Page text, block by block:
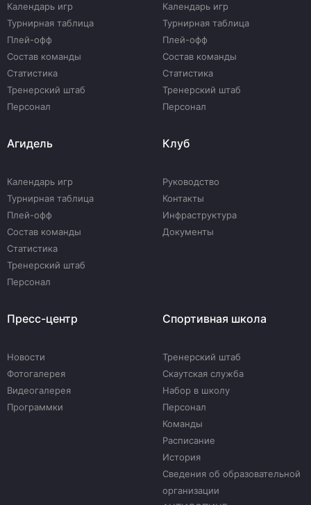
Календарь игр
Турнирная таблица
Плей-офф
Состав команды
Статистика
Тренерский штаб
Персонал
Календарь игр
Турнирная таблица
Плей-офф
Состав команды
Статистика
Тренерский штаб
Персонал
Агидель
Календарь игр
Турнирная таблица
Плей-офф
Состав команды
Статистика
Тренерский штаб
Персонал
Клуб
Руководство
Контакты
Инфраструктура
Документы
Пресс-центр
Новости
Фотогалерея
Видеогалерея
Программки
Спортивная школа
Тренерский штаб
Скаутская служба
Набор в школу
Персонал
Команды
Расписание
История
Сведения об образовательной
организации